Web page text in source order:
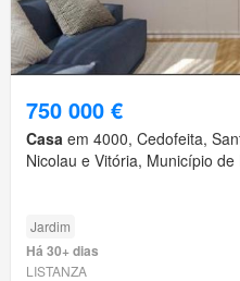
750 000 €
Casa em 4000, Cedofeita,
Nicolau e Vitória, Município
Jardim
Há 30+ dias
LISTANZA